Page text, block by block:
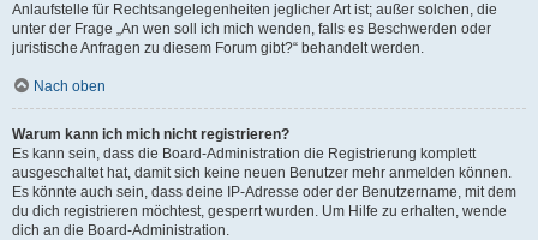
Anlaufstelle für Rechtsangelegenheiten jeglicher Art ist; außer solchen, die
unter der Frage „An wen soll ich mich wenden, falls es Beschwerden oder
juristische Anfragen zu diesem Forum gibt?“ behandelt werden.
Nach oben
Warum kann ich mich nicht registrieren?
Es kann sein, dass die Board-Administration die Registrierung komplett
ausgeschaltet hat, damit sich keine neuen Benutzer mehr anmelden können.
Es könnte auch sein, dass deine IP-Adresse oder der Benutzername, mit dem
du dich registrieren möchtest, gesperrt wurden. Um Hilfe zu erhalten, wende
dich an die Board-Administration.